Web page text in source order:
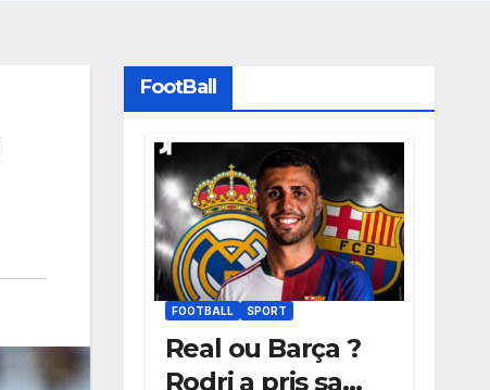
FootBall
FOOTBALL SPORT
Real ou Barça ?
Rodri a pris sa